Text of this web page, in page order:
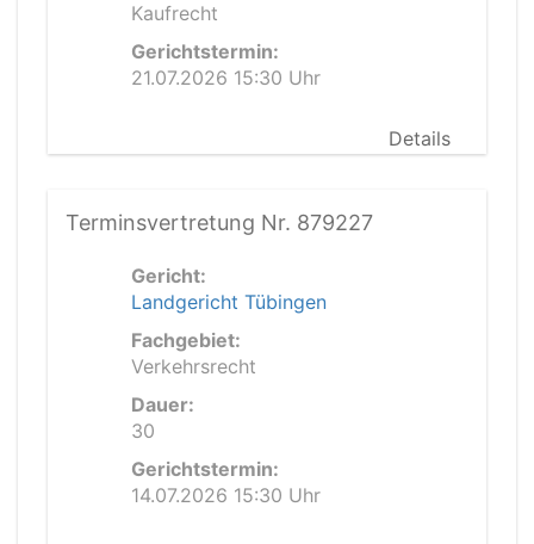
Kaufrecht
Gerichtstermin:
21.07.2026 15:30 Uhr
Details
Terminsvertretung Nr. 879227
Gericht:
Landgericht Tübingen
Fachgebiet:
Verkehrsrecht
Dauer:
30
Gerichtstermin:
14.07.2026 15:30 Uhr